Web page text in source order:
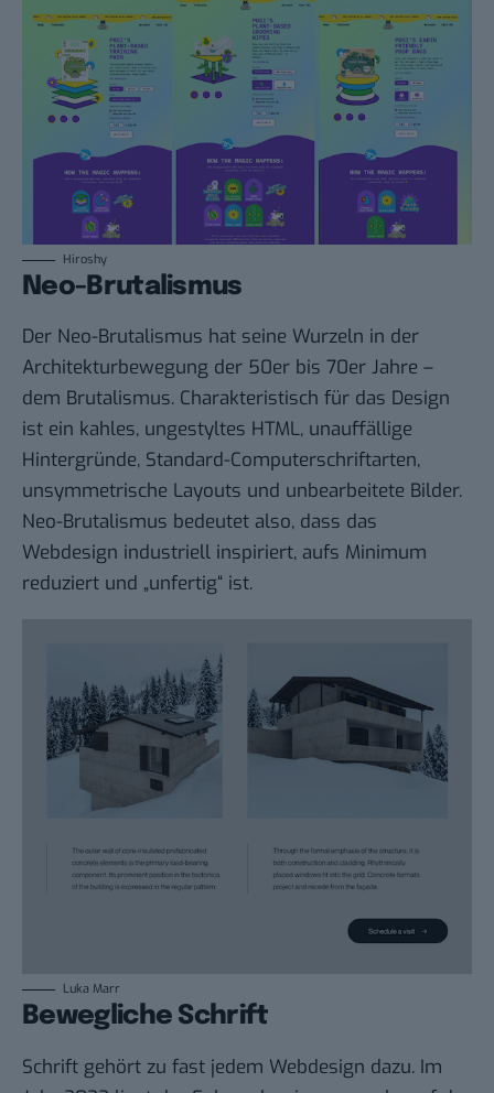
Hiroshy
Neo-Brutalismus
Der Neo-Brutalismus hat seine Wurzeln in der
Architekturbewegung der 50er bis 70er Jahre –
dem Brutalismus. Charakteristisch für das Design
ist ein kahles, ungestyltes HTML, unauffällige
Hintergründe, Standard-Computerschriftarten,
unsymmetrische Layouts und unbearbeitete Bilder.
Neo-Brutalismus bedeutet also, dass das
Webdesign industriell inspiriert, aufs Minimum
reduziert und „unfertig“ ist.
Luka Marr
Bewegliche Schrift
Schrift gehört zu fast jedem Webdesign dazu. Im